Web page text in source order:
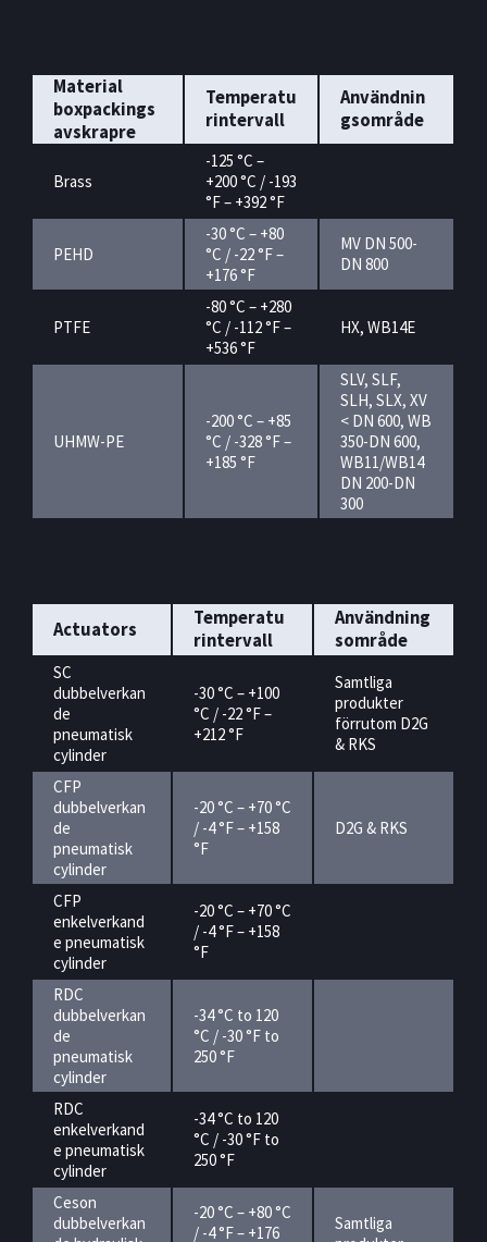
Material
boxpackings
avskrapre
Temperatu
rintervall
Användnin
gsområde
Brass
-125 °C –
+200 °C / -193
°F – +392 °F
PEHD
-30 °C – +80
°C / -22 °F –
+176 °F
MV DN 500-
DN 800
PTFE
-80 °C – +280
°C / -112 °F –
+536 °F
HX, WB14E
UHMW-PE
-200 °C – +85
°C / -328 °F –
+185 °F
SLV, SLF,
SLH, SLX, XV
< DN 600, WB
350-DN 600,
WB11/WB14
DN 200-DN
300
Actuators
Temperatu
rintervall
Användning
sområde
SC
dubbelverkan
de
pneumatisk
cylinder
-30 °C – +100
°C / -22 °F –
+212 °F
Samtliga
produkter
förrutom D2G
& RKS
CFP
dubbelverkan
de
pneumatisk
cylinder
-20 °C – +70 °C
/ -4 °F – +158
°F
D2G & RKS
CFP
enkelverkand
e pneumatisk
cylinder
-20 °C – +70 °C
/ -4 °F – +158
°F
RDC
dubbelverkan
de
pneumatisk
cylinder
-34 °C to 120
°C / -30 °F to
250 °F
RDC
enkelverkand
e pneumatisk
cylinder
-34 °C to 120
°C / -30 °F to
250 °F
Ceson
dubbelverkan
-20 °C – +80 °C
/ -4 °F – +176
Samtliga